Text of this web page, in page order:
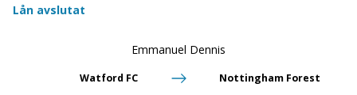
Lån avslutat
Emmanuel Dennis
Watford FC Nottingham Forest